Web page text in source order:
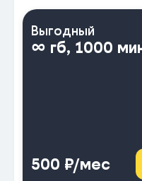
Выгодный
∞ гб, 1000
500 ₽/мес